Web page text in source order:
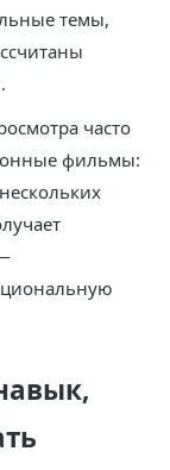
темы,
часто
фильмы: